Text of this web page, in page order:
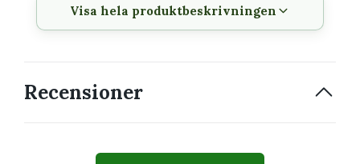
Färger
Olika färgkombinationer i
blått, grönt, grått och vitt
Färgerna kan upplevas lite olika beroende på ljuset.
Visa hela produktbeskrivningen
Recensioner